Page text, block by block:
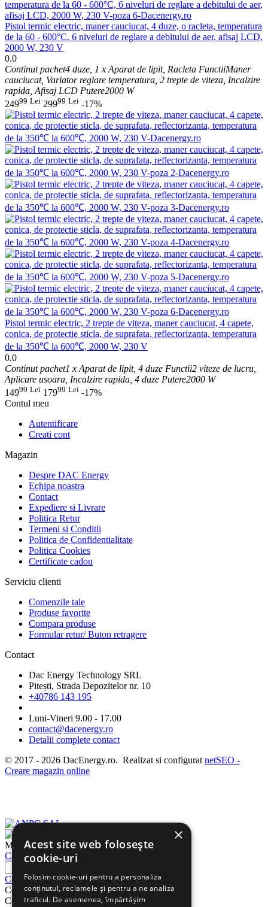
​Pistol termic electric, maner cauciucat, 4 duze, o racleta, temperatura
de la 60 - 600°C, 6 niveluri de reglare a debitului de aer, afisaj LCD,
2000 W, 230 V
0.0
Continut pachet4 duze, 1 x Aparat de lipit, Racleta FunctiiManer
cauciucat, Variator reglare temperatura, 2 trepte de viteza, Incalzire
rapida, Afisaj LCD Putere2000 W
24999 Lei 29999 Lei -17%
​Pistol termic electric, 2 trepte de viteza, maner cauciucat, 4 capete,
conica, de protectie sticla, de suprafata, reflectorizanta, temperatura
de la 350℃ la 600℃, 2000 W, 230 V
0.0
Continut pachet1 x Aparat de lipit, 4 duze Functii2 viteze de lucru,
Aplicare usoara, Incalzire rapida, 4 duze Putere2000 W
14999 Lei 17999 Lei -17%
Contul meu
Autentificare
Creati cont
Magazin
Despre DAC Energy
Echipa noastra
Contact
Expediere si Livrare
Politica Retur
Termeni si Conditii
Politica de Confidentialitate
Politica Cookies
Certificate cadou
Serviciu clienti
Comenzile tale
Produse favorite
Compara produse
Formular retur/ Buton retragere
Contact
Dac Energy Technology SRL
Pitești, Strada Depozitelor nr. 10
+40786 143 195
Luni-Vineri 9.00 - 17.00
contact@dacenergy.ro
Detalii complete contact
© 2017 - 2026 DacEnergy.ro. Realizat si configurat netSEO -
Creare magazin online
Meniu
Cautati
Cos
Cos
Cosul este gol
×
Acest site web folosește
cookie-uri
Folosim cookie-uri pentru a personaliza
conținutul, reclamele și pentru a ne analiza
traficul. De asemenea, împărtășim